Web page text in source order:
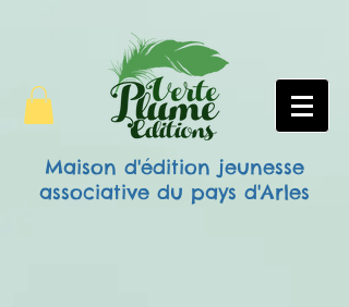
Maison d'édition jeunesse
associative du pays d'Arles